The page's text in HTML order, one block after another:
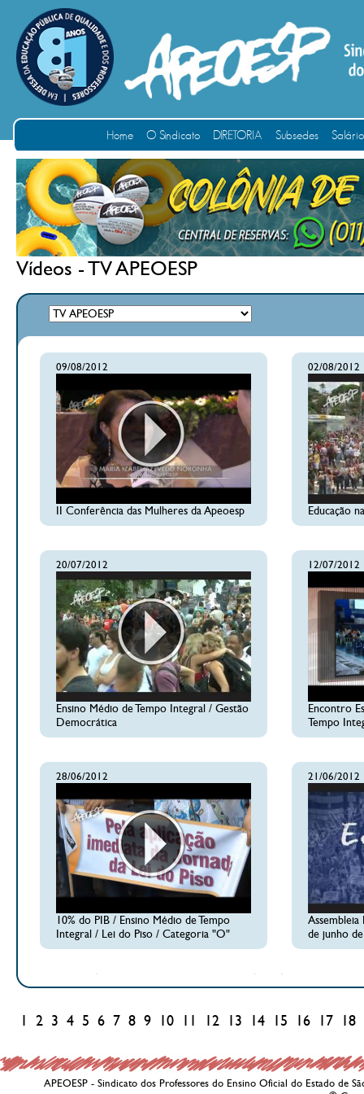
Home O Sindicato DIRETORIA Subsedes
Vídeos - TV APEOESP
09/08/2012
II Conferência das Mulheres da Apeoesp
02/08/2012
Educação
20/07/2012
Ensino Médio de Tempo Integral / Gestão
Democrática
12/07/2012
Encontro
Tempo
28/06/2012
10% do PIB / Ensino Médio de Tempo
Integral / Lei do Piso / Categoria "O"
21/06/2012
Assembleia
de junho
2 3 4 5 6 7 8 9 10 12 13 14 15 16 17 18
APEOESP - Sindicato dos Professores do Ensino Oficial do Estado de